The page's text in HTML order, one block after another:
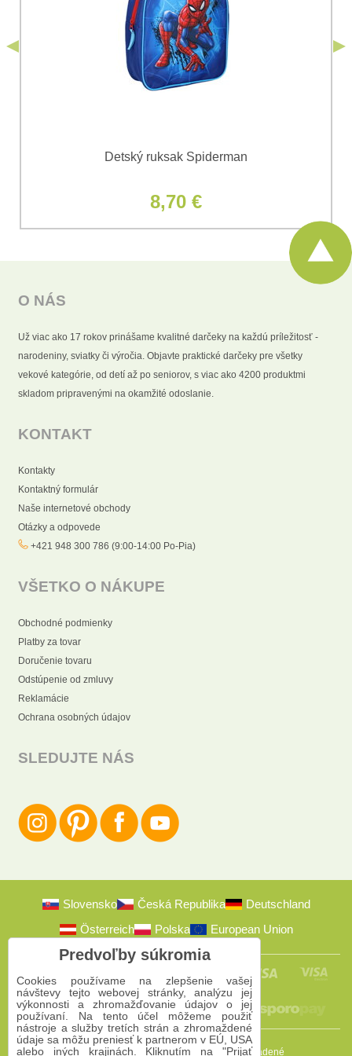
Detský ruksak Spiderman
8,70 €
O NÁS
Už viac ako 17 rokov prinášame kvalitné darčeky na každú príležitosť -
narodeniny, sviatky či výročia. Objavte praktické darčeky pre všetky
vekové kategórie, od detí až po seniorov, s viac ako 4200 produktmi
skladom pripravenými na okamžité odoslanie.
KONTAKT
Kontakty
Kontaktný formulár
Naše internetové obchody
Otázky a odpovede
+421 948 300 786 (9:00-14:00 Po-Pia)
VŠETKO O NÁKUPE
Obchodné podmienky
Platby za tovar
Doručenie tovaru
Odstúpenie od zmluvy
Reklamácie
Ochrana osobných údajov
SLEDUJTE NÁS
Slovensko Česká Republika
Deutschland
Österreich
Polska European Union
2009-2026 © Bomba s.r.o.Všetky práva vyhradené
Predvoľby súkromia
Cookies používame na zlepšenie vašej
návštevy tejto webovej stránky, analýzu jej
výkonnosti a zhromažďovanie údajov o jej
používaní. Na tento účel môžeme použiť
nástroje a služby tretích strán a zhromaždené
údaje sa môžu preniesť k partnerom v EÚ, USA
alebo iných krajinách. Kliknutím na "Prijať